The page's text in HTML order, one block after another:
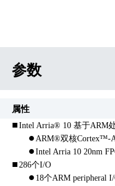
参数
属性
nIntel Arria® 10 基于ARM
lARM®双核Cortex™-
lIntel Arria 10 20nm
n286个I/O
l 18个ARM peripheral